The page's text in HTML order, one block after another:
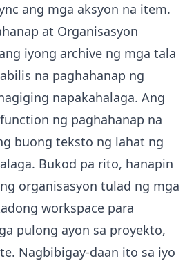
ang mga aksyon na item.
at Organisasyon
iyong archive ng mga tala
na paghahanap ng
napakahalaga. Ang
ng paghahanap na
buong teksto ng lahat ng
Bukod pa rito, hanapin
organisasyon tulad ng mga
workspace para
pulong ayon sa proyekto,
Nagbibigay-daan ito sa iyo